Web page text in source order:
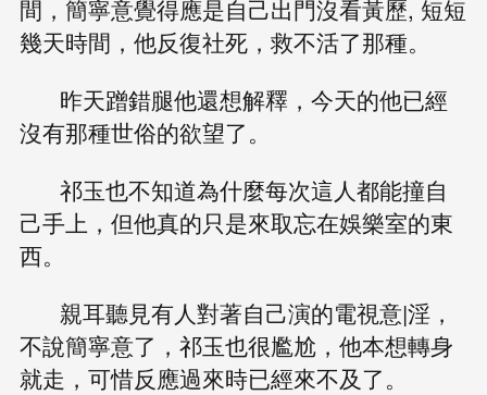
間，簡寧意覺得應是自己出門沒看黃歷, 短短
幾天時間，他反復社死，救不活了那種。
昨天蹭錯腿他還想解釋，今天的他已經
沒有那種世俗的欲望了。
祁玉也不知道為什麼每次這人都能撞自
己手上，但他真的只是來取忘在娛樂室的東
西。
親耳聽見有人對著自己演的電視意|淫，
不說簡寧意了，祁玉也很尷尬，他本想轉身
就走，可惜反應過來時已經來不及了。